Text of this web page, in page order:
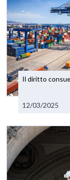
Il diritto
12/03/2025